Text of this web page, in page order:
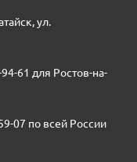
ул.
61 для Ростов-на-
07 по всей России